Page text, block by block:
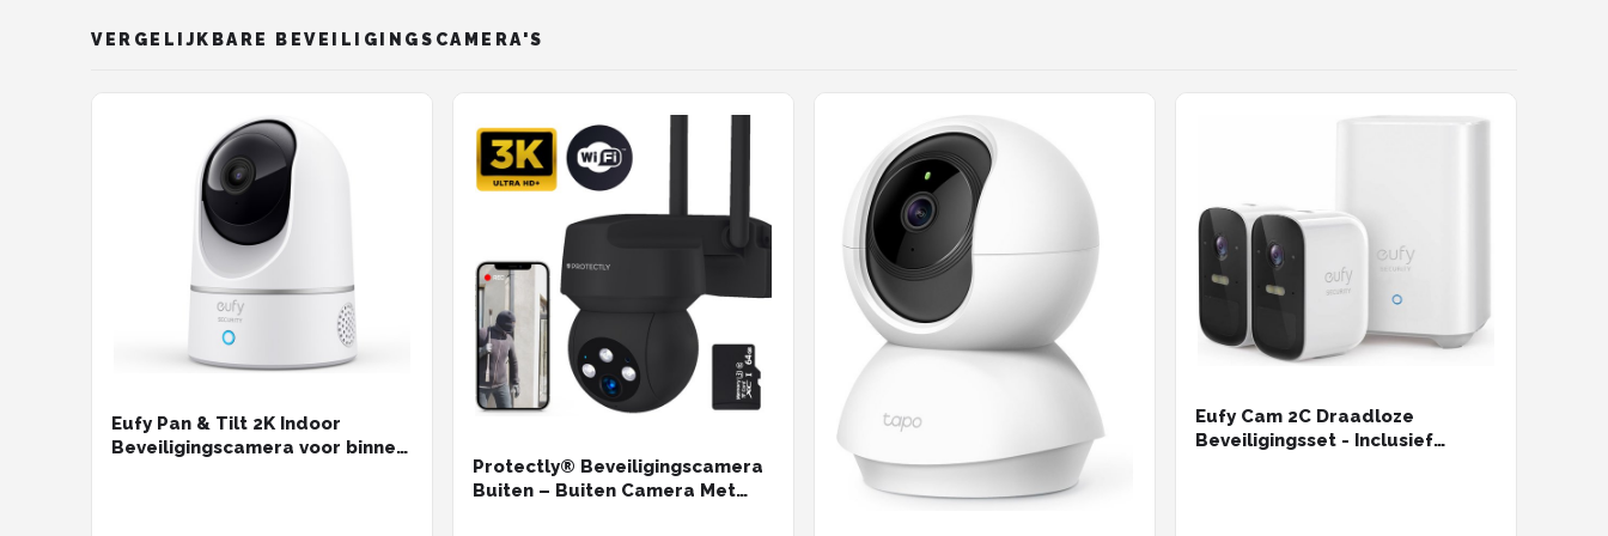
VERGELIJKBARE BEVEILIGINGSCAMERA'S
Eufy Pan & Tilt 2K Indoor
Beveiligingscamera voor binnen
Protectly® Beveiligingscamera
Buiten – Buiten Camera Met
Eufy Cam 2C Draadloze
Beveiligingsset - Inclusief